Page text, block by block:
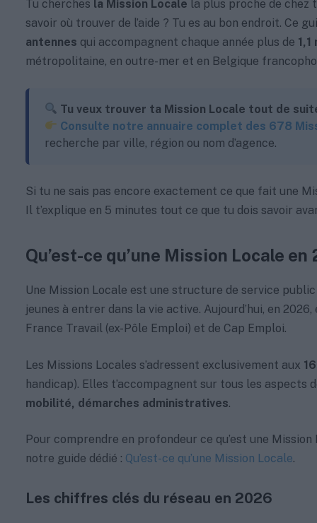
Tu cherches la Mission Locale la plus proche de chez
savoir où trouver de l’aide ? Tu es au bon endroit. Ce
antennes qui accompagnent chaque année plus de
métropolitaine, en outre-mer et en Belgique
Tu veux trouver ta Mission Locale tout de
Consulte notre annuaire complet des 678
recherche par ville, région ou nom d’agence.
Si tu ne sais pas encore exactement ce que fait une
Il t’explique en 5 minutes tout ce que tu dois savoir
Qu’est-ce qu’une Mission Locale en
Une Mission Locale est une structure de service
jeunes à entrer dans la vie active. Aujourd’hui, en
France Travail (ex-Pôle Emploi) et de Cap Emploi.
Les Missions Locales s’adressent exclusivement aux
handicap). Elles t’accompagnent sur tous les aspects
mobilité, démarches administratives.
Pour comprendre en profondeur ce qu’est une
notre guide dédié : Qu’est-ce qu’une Mission Locale.
Les chiffres clés du réseau en 2026